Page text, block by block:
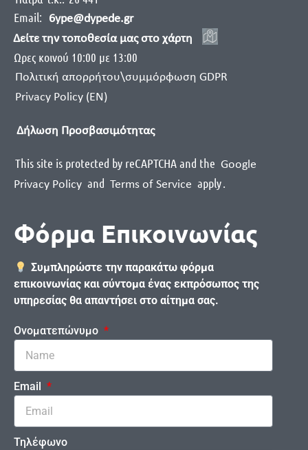
Email:
6ype@dypede.gr
Δείτε την τοποθεσία μας στο χάρτη
Ωρες κοινού 10:00 με 13:00
Πολιτική απορρήτου\συμμόρφωση GDPR
Privacy Policy (EN)
Δήλωση Προσβασιμότητας
This site is protected by reCAPTCHA and the Google
Privacy Policy and Terms of Service apply.
Φόρμα Επικοινωνίας
Συμπληρώστε την παρακάτω φόρμα
επικοινωνίας και σύντομα ένας εκπρόσωπος της
υπηρεσίας θα απαντήσει στο αίτημα σας.
Ονοματεπώνυμο
Email
Τηλέφωνο